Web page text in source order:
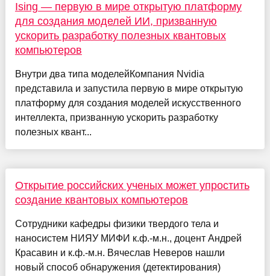
Ising — первую в мире открытую платформу
для создания моделей ИИ, призванную
ускорить разработку полезных квантовых
компьютеров
Внутри два типа моделейКомпания Nvidia
представила и запустила первую в мире открытую
платформу для создания моделей искусственного
интеллекта, призванную ускорить разработку
полезных квант...
Открытие российских ученых может упростить
создание квантовых компьютеров
Сотрудники кафедры физики твердого тела и
наносистем НИЯУ МИФИ к.ф.-м.н., доцент Андрей
Красавин и к.ф.-м.н. Вячеслав Неверов нашли
новый способ обнаружения (детектирования)